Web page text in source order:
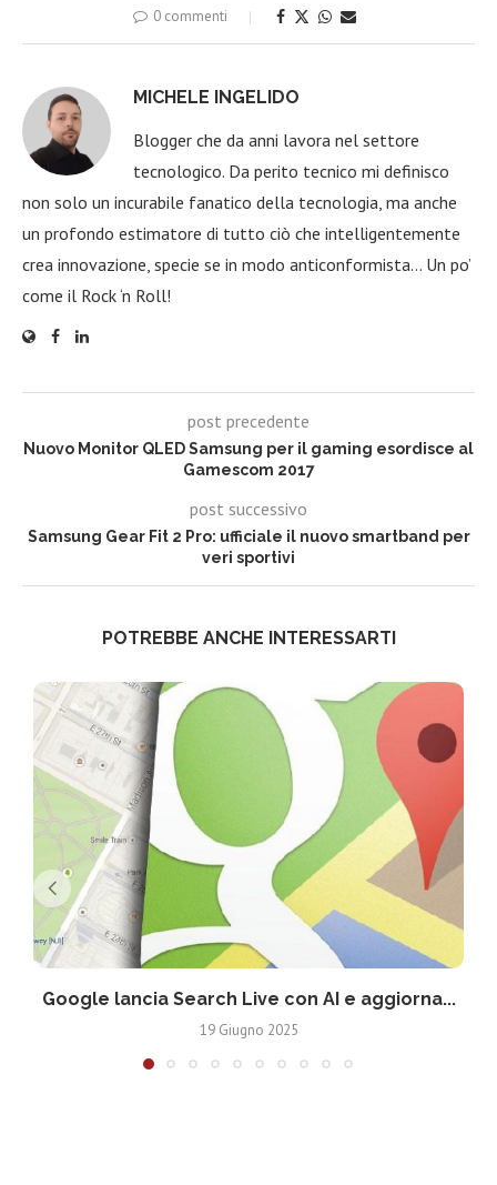
0 commenti
MICHELE INGELIDO
Blogger che da anni lavora nel settore
tecnologico. Da perito tecnico mi definisco
non solo un incurabile fanatico della tecnologia, ma anche
un profondo estimatore di tutto ciò che intelligentemente
crea innovazione, specie se in modo anticonformista… Un po’
come il Rock ‘n Roll!
post precedente
Nuovo Monitor QLED Samsung per il gaming esordisce al
Gamescom 2017
post successivo
Samsung Gear Fit 2 Pro: ufficiale il nuovo smartband per
veri sportivi
POTREBBE ANCHE INTERESSARTI
Google lancia Search Live con AI e aggiorna...
19 Giugno 2025